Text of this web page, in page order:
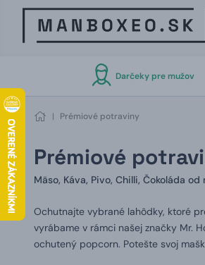
Darčeky pre mužov
| Prémiové potraviny
Prémiové
Mäso, Káva, Pivo, Chilli, Čokoláda
Ochutnajte vybrané lahôdky, ktoré
vyrábame v rámci našej značky Mr.
ochutený popcorn. Potešte svoj